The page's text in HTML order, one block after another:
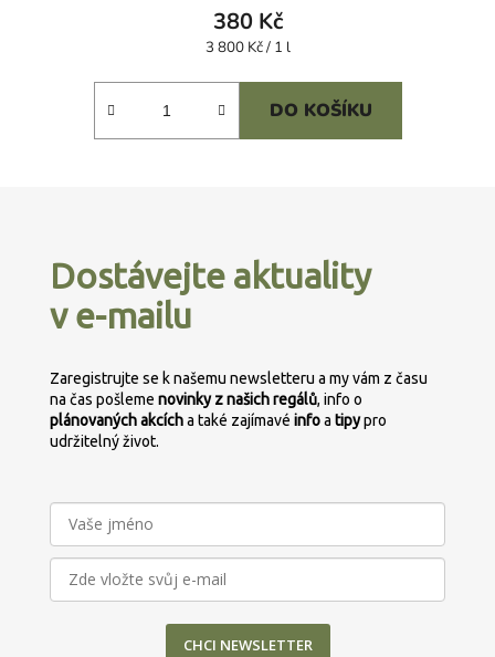
380 Kč
Měrná
3 800 Kč / 1 l
DO KOŠÍKU
Dostávejte aktuality
v e-mailu
Zaregistrujte se k našemu newsletteru a my vám z času
na čas pošleme novinky z našich regálů, info o
plánovanýchakcícha také zajímavé infoa tipypro
udržitelný život.
CHCI NEWSLETTER